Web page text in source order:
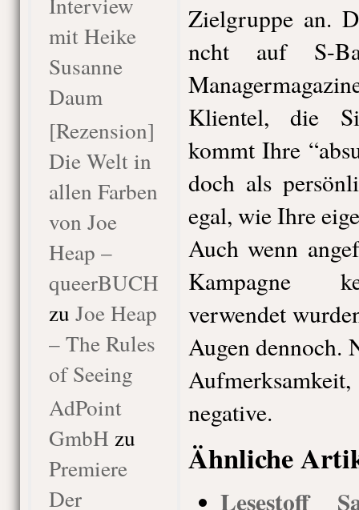
mit Heike
Susanne
Daum
[Rezension]
Die Welt in
allen Farben
von Joe
Heap –
queerBUCH
zu Joe Heap
– The Rules
of Seeing
AdPoint
GmbH zu
Premiere
Der
Zielgruppe an.
ncht auf S-
Klientel, die
kommt Ihre
doch als
egal, wie Ihre
Auch wenn
Kampagne
verwendet
Augen dennoch.
negative.
Ähnliche
Lesestoff